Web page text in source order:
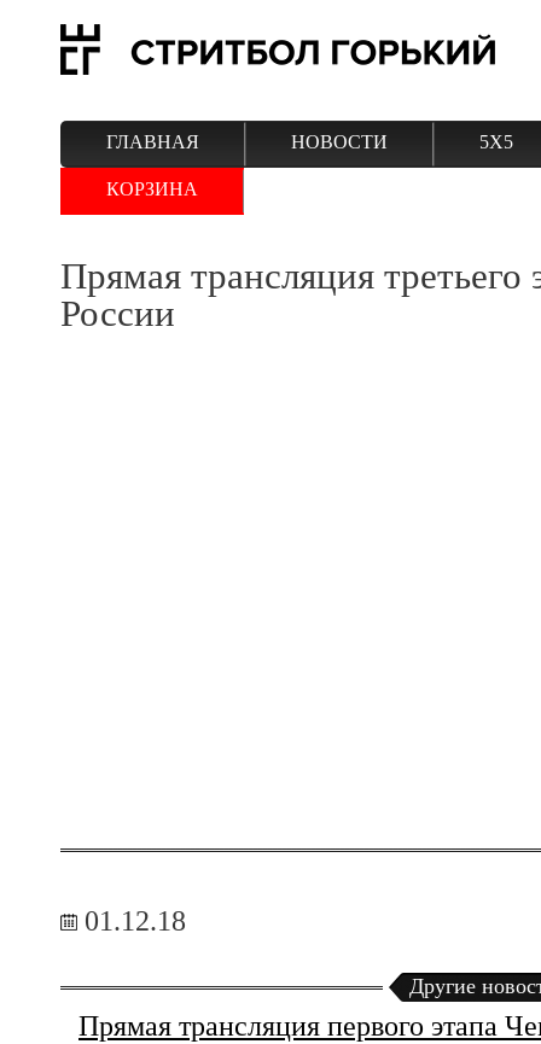
ГЛАВНАЯ НОВОСТИ 5Х5
КОРЗИНА
Прямая трансляция третьего
России
01.12.18
Другие
Прямая трансляция первого этапа